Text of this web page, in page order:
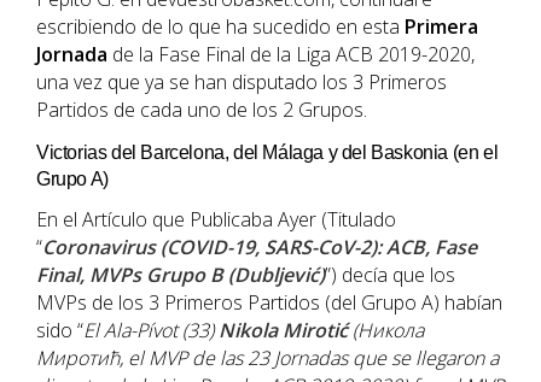
escribiendo de lo que ha sucedido en esta Primera
Jornada de la Fase Final de la Liga ACB 2019-2020,
una vez que ya se han disputado los 3 Primeros
Partidos de cada uno de los 2 Grupos.
Victorias del Barcelona, del Málaga y del Baskonia (en el
Grupo A)
En el Artículo que Publicaba Ayer (Titulado
“Coronavirus (COVID-19, SARS-CoV-2): ACB, Fase
Final, MVPs Grupo B (Dubljević)”) decía que los
MVPs de los 3 Primeros Partidos (del Grupo A) habían
sido “El Ala-Pívot (33)Nikola Mirotić(Никола
Миротић, elMVP de las 23 Jornadas que se llegaron a